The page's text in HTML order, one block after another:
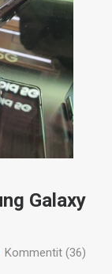
Galaxy
Kommentit (36)